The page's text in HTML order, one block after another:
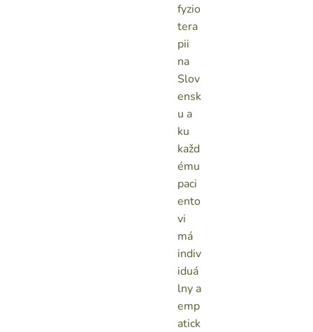
fyzio
tera
pii
na
Slov
ensk
u a
ku
každ
ému
paci
ento
vi
má
indiv
iduá
lny a
emp
atick